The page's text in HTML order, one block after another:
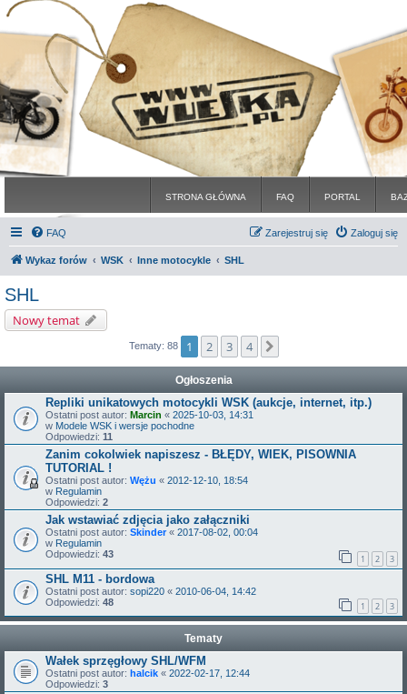
STRONA GŁÓWNA FAQ PORTAL
FAQ Zaloguj się
Zarejestruj się
Wykaz forów WSK Inne motocykle SHL
SHL
Nowy temat
Tematy: 88 1 2 3 4
Ogłoszenia
Repliki unikatowych motocykli WSK (aukcje, internet, itp.)
Ostatni post autor: Marcin « 2025-10-03, 14:31
w Modele WSK i wersje pochodne
Odpowiedzi: 11
Zanim cokolwiek napiszesz - BŁĘDY, WIEK, PISOWNIA
TUTORIAL !
Ostatni post autor: Wężu « 2012-12-10, 18:54
w Regulamin
Odpowiedzi: 2
Jak wstawiać zdjęcia jako załączniki
Ostatni post autor: Skinder« 2017-08-02, 00:04
w Regulamin
Odpowiedzi: 43 1 2 3
SHL M11 - bordowa
Ostatni post autor: sopi220 « 2010-06-04, 14:42
Odpowiedzi: 48 1 2 3
Tematy
Wałek sprzęgłowy SHL/WFM
Ostatni post autor: halcik « 2022-02-17, 12:44
Odpowiedzi: 3